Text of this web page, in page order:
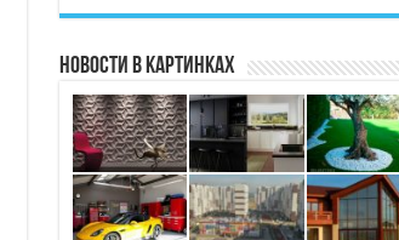
Новости в картинках